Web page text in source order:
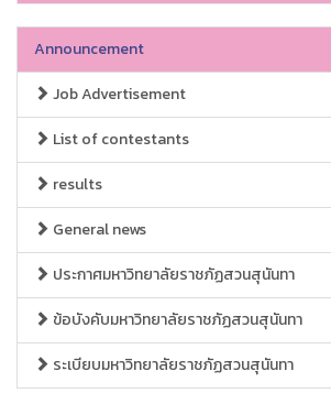
Announcement
Job Advertisement
List of contestants
results
General news
ประกาศมหาวิทยาลัยราชภัฏสวนสุนันทา
ข้อบังคับมหาวิทยาลัยราชภัฏสวนสุนันทา
ระเบียบมหาวิทยาลัยราชภัฏสวนสุนันทา